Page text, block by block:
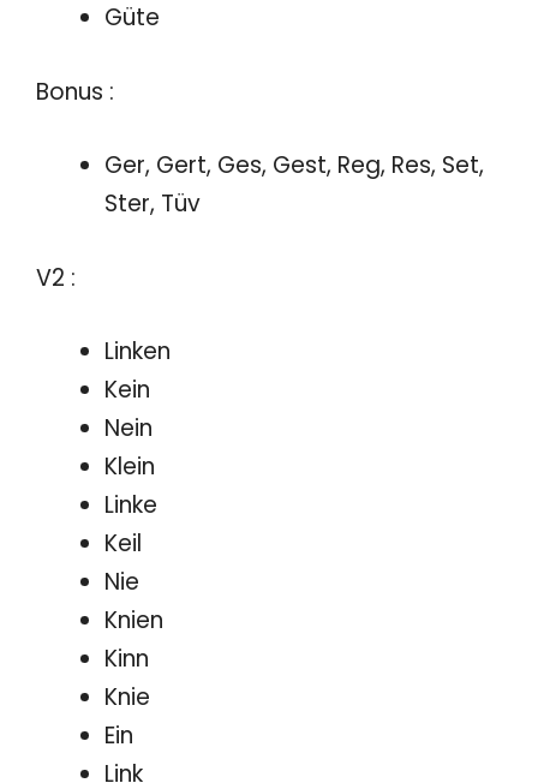
Güte
Bonus :
Ger, Gert, Ges, Gest, Reg, Res, Set,
Ster, Tüv
V2 :
Linken
Kein
Nein
Klein
Linke
Keil
Nie
Knien
Kinn
Knie
Ein
Link